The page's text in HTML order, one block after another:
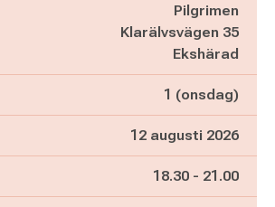
Pilgrimen
Klarälvsvägen 35
Ekshärad
1 (onsdag)
12 augusti 2026
Pågår mellan
18.30 - och
21.00